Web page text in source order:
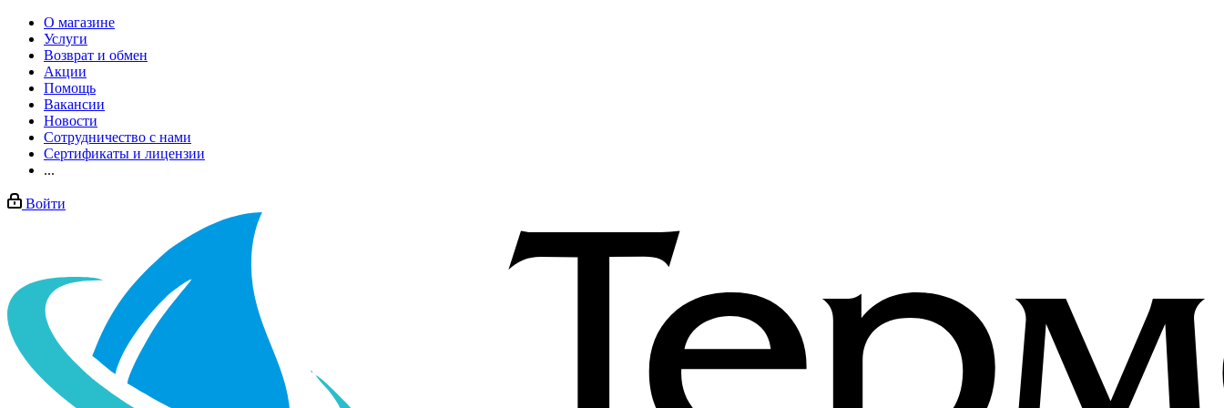
О магазине
Услуги
Возврат и обмен
Акции
Помощь
Вакансии
Новости
Сотрудничество с нами
Сертификаты и лицензии
...
Войти